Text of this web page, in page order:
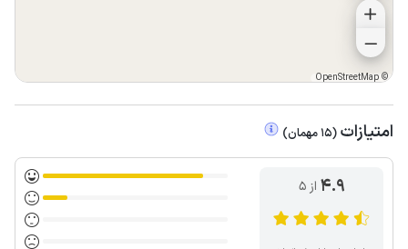
©
OpenStreetMap
امتیازات (
15 مهمان)
4.9 از ۵